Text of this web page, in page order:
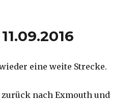
eine weite Strecke.
nach Exmouth und